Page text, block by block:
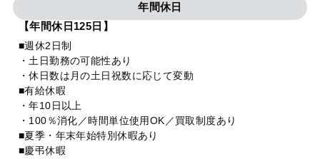
年間休日
【年間休日125日】
■週休2日制
・土日勤務の可能性あり
・休日数は月の土日祝数に応じて変動
■有給休暇
・年10日以上
・100％消化／時間単位使用OK／買取制度あり
■夏季・年末年始特別休暇あり
■慶弔休暇